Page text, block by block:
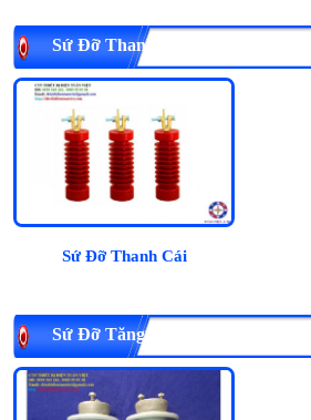
Sứ Đỡ Thanh Cái
Sứ Đỡ Thanh Cái
Sứ Đỡ Tăng Cường FCO